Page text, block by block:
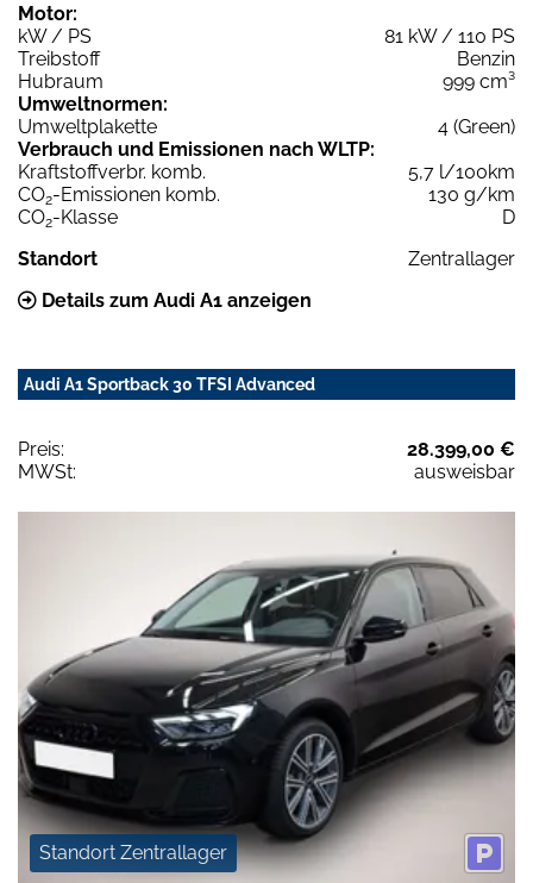
Motor:
kW / PS
81 kW / 110 PS
Treibstoff
Benzin
Hubraum
999 cm³
Umweltnormen:
Umweltplakette
4 (Green)
Verbrauch und Emissionen nach WLTP:
Kraftstoffverbr. komb.
5,7 l/100km
CO2-Emissionen komb.
130 g/km
CO2-Klasse
D
Standort
Zentrallager
Details zum Audi A1 anzeigen
Audi A1 Sportback 30 TFSI Advanced
Preis:
28.399,00 €
MWSt:
ausweisbar
Standort Zentrallager